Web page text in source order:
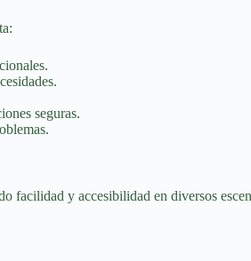
seguras.
facilidad y accesibilidad en diversos